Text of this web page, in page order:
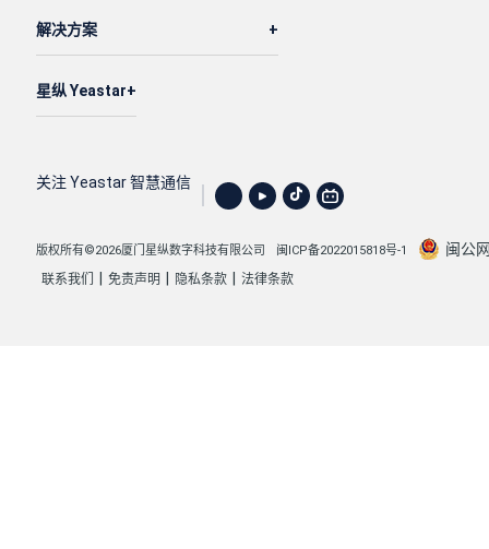
解决方案
星纵 Yeastar
关注 Yeastar 智慧通信
版权所有©2026厦门星纵数字科技有限公司 闽ICP备2022015818号-1 闽公
联系我们 免责声明 隐私条款 法律条款